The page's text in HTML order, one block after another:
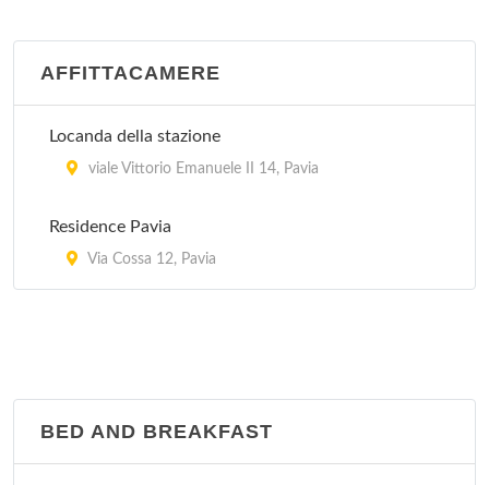
Belvedere
Belvedere
AFFITTACAMERE
Locanda della stazione
viale Vittorio Emanuele II 14, Pavia
Residence Pavia
Via Cossa 12, Pavia
BED AND BREAKFAST